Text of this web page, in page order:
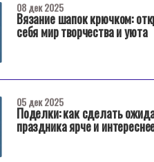
Вязание шапок крючком:
себя мир творчества и уюта
08 дек 2025
Поделки: как сделать
праздника ярче и
05 дек 2025